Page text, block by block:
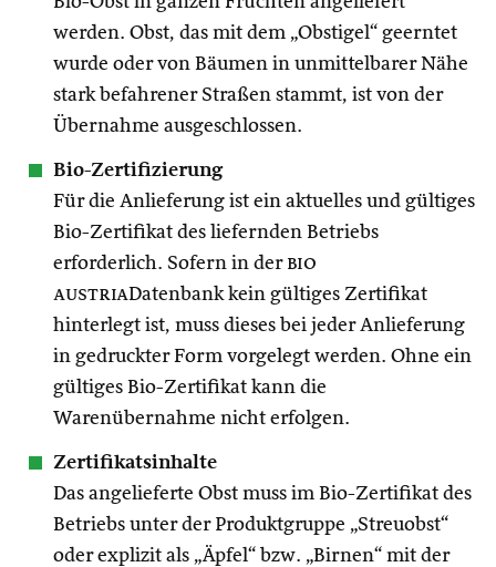
werden. Obst, das mit dem „Obstigel“ geerntet
wurde oder von Bäumen in unmittelbarer Nähe
stark befahrener Straßen stammt, ist von der
Übernahme ausgeschlossen.
Bio-Zertifizierung
Für die Anlieferung ist ein aktuelles und gültiges
Bio-Zertifikat des liefernden Betriebs
erforderlich. Sofern in der bio
austriaDatenbank kein gültiges Zertifikat
hinterlegt ist, muss dieses bei jeder Anlieferung
in gedruckter Form vorgelegt werden. Ohne ein
gültiges Bio-Zertifikat kann die
Warenübernahme nicht erfolgen.
Zertifikatsinhalte
Das angelieferte Obst muss im Bio-Zertifikat des
Betriebs unter der Produktgruppe „Streuobst“
oder explizit als „Äpfel“ bzw. „Birnen“ mit der